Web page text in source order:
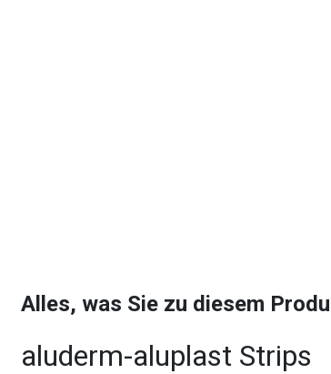
Alles, was Sie zu diesem
aluderm-aluplast Strips